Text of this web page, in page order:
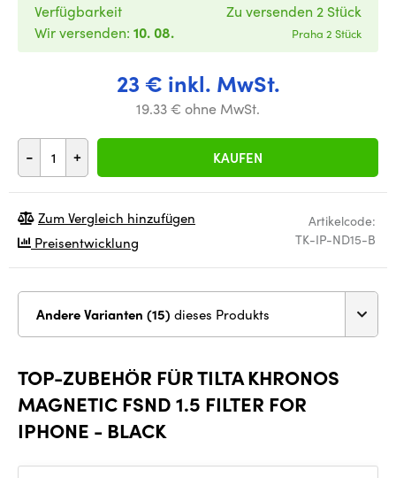
23 € inkl. MwSt.
19.33 € ohne MwSt.
- + KAUFEN
Verfügbarkeit
Wir versenden: 10. 08.
Zu versenden 2 Stück
Praha 2 Stück
Artikelcode:
TK-IP-ND15-B
Zum Vergleich hinzufügen
Preisentwicklung
Andere Varianten (15) dieses Produkts
TOP-ZUBEHÖR FÜR TILTA KHRONOS
MAGNETIC FSND 1.5 FILTER FOR
IPHONE - BLACK